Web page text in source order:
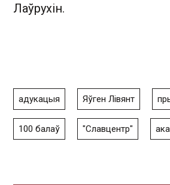
Лаўрухін.
адукацыя Яўген Лівянт
100 балаў "Славцентр"